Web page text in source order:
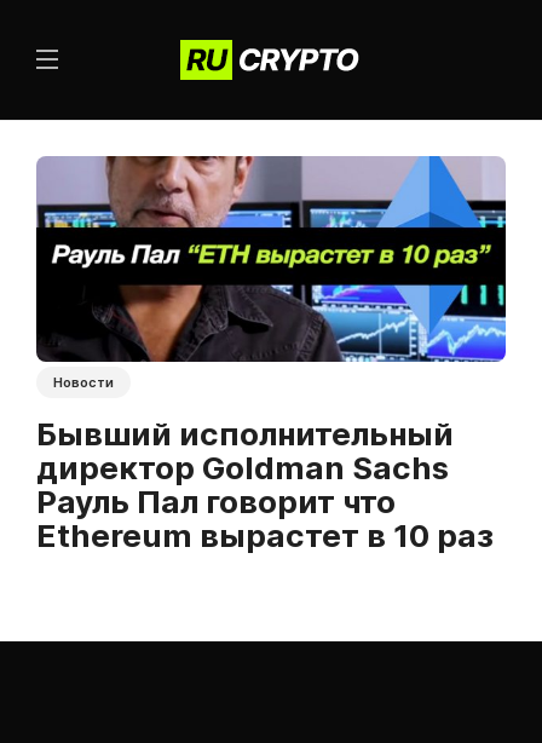
Новости
Бывший исполнительный
директор Goldman Sachs
Рауль Пал говорит что
Ethereum вырастет в 10 раз